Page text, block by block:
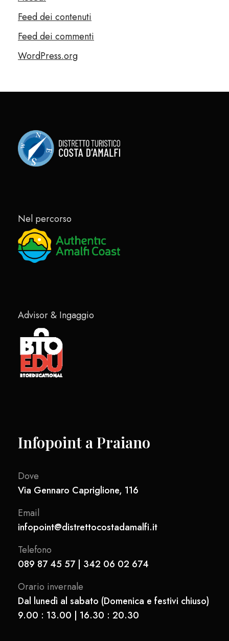
Feed dei contenuti
Feed dei commenti
WordPress.org
Nel percorso
Advisor & Ingaggio
Infopoint a Praiano
Dove
Via Gennaro Capriglione, 116
Email
infopoint@distrettocostadamalfi.it
Telefono
089 87 45 57 | 342 06 02 674
Orario invernale
Dal lunedì al sabato (Domenica e festivi chiuso)
9.00 : 13.00 | 16.30 : 20.30